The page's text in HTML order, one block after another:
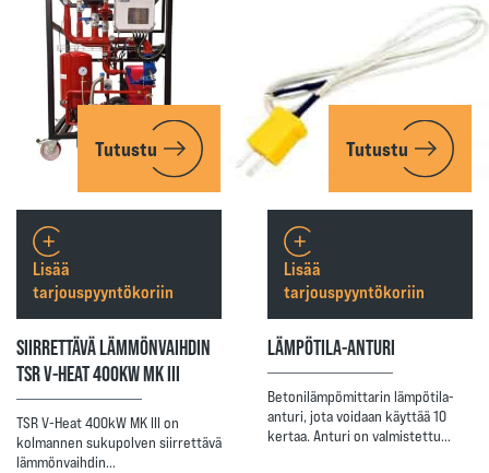
Tutustu
SIIRRETTÄVÄ LÄMMÖNVAIHDIN
TSR V-HEAT 400KW MK III
TSR V-Heat 400kW MK III on
kolmannen sukupolven siirrettävä
lämmönvaihdin…
Lisää
tarjouspyyntökoriin
Tutustu
LÄMPÖTILA-ANTURI
Betonilämpömittarin lämpötila-
anturi, jota voidaan käyttää 10
kertaa. Anturi on valmistettu…
Lisää
tarjouspyyntökoriin